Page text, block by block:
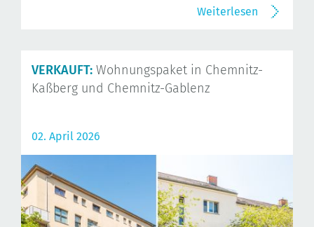
Weiterlesen
VERKAUFT: Wohnungspaket in Chemnitz-
Kaßberg und Chemnitz-Gablenz
02. April 2026